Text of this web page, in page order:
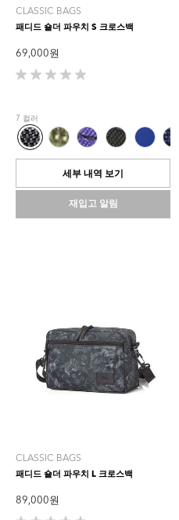
CLASSIC BAGS
패디드 숄더 파우치 S 크로스백
69,000 원
별
개
중
0.0
개
니
7 컬러
세부 내역 보기
재입고 알림
CLASSIC BAGS
패디드 숄더 파우치 L 크로스백
89,000 원